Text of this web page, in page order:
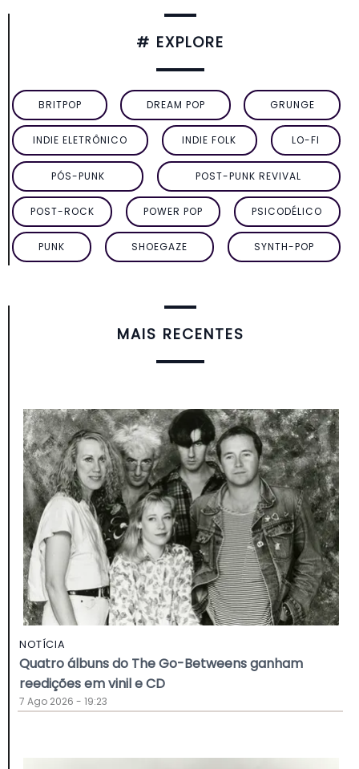
# EXPLORE
BRITPOP DREAM POP GRUNGE
INDIE ELETRÔNICO INDIE FOLK LO-FI
PÓS-PUNK POST-PUNK REVIVAL
POST-ROCK POWER POP PSICODÉLICO
PUNK SHOEGAZE SYNTH-POP
MAIS RECENTES
NOTÍCIA
Quatro álbuns do The Go-Betweens ganham
reedições em vinil e CD
7 Ago 2026 - 19:23